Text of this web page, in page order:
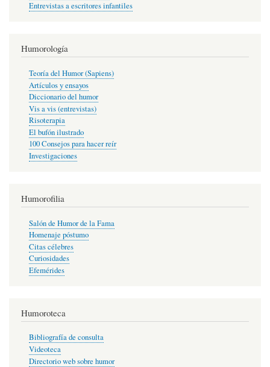
Entrevistas a escritores infantiles
Humorología
Teoría del Humor (Sapiens)
Artículos y ensayos
Diccionario del humor
Vis a vis (entrevistas)
Risoterapia
El bufón ilustrado
100 Consejos para hacer reír
Investigaciones
Humorofilia
Salón de Humor de la Fama
Homenaje póstumo
Citas célebres
Curiosidades
Efemérides
Humoroteca
Bibliografía de consulta
Videoteca
Directorio web sobre humor